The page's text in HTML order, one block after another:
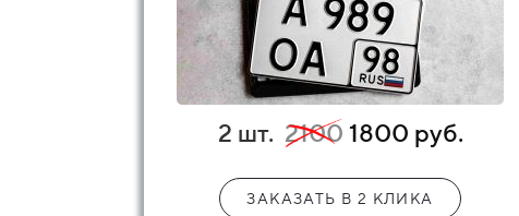
2 шт. 2100 1800 руб.
ЗАКАЗАТЬ В 2 КЛИКА